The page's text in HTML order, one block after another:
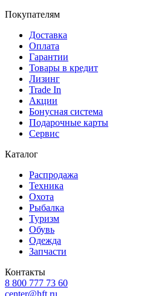
Покупателям
Доставка
Оплата
Гарантии
Товары в кредит
Лизинг
Trade In
Акции
Бонусная система
Подарочные карты
Сервис
Каталог
Распродажа
Техника
Охота
Рыбалка
Туризм
Обувь
Одежда
Запчасти
Контакты
8 800 777 73 60